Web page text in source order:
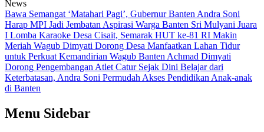
News
Bawa Semangat ‘Matahari Pagi’, Gubernur Banten Andra Soni
Harap MPI Jadi Jembatan Aspirasi Warga Banten Sri Mulyani Juara
I Lomba Karaoke Desa Cisait, Semarak HUT ke-81 RI Makin
Meriah Wagub Dimyati Dorong Desa Manfaatkan Lahan Tidur
untuk Perkuat Kemandirian Wagub Banten Achmad Dimyati
Dorong Pengembangan Atlet Catur Sejak Dini Belajar dari
Keterbatasan, Andra Soni Permudah Akses Pendidikan Anak-anak
di Banten
Menu Sidebar